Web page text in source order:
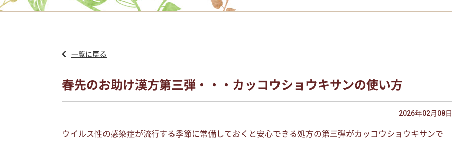
一覧に戻る
春先のお助け漢方第三弾・・・カッコウショウキサンの使い方
2026年02月08日
ウイルス性の感染症が流行する季節に常備しておくと安心できる処方の第三弾がカッコウショウキサンで